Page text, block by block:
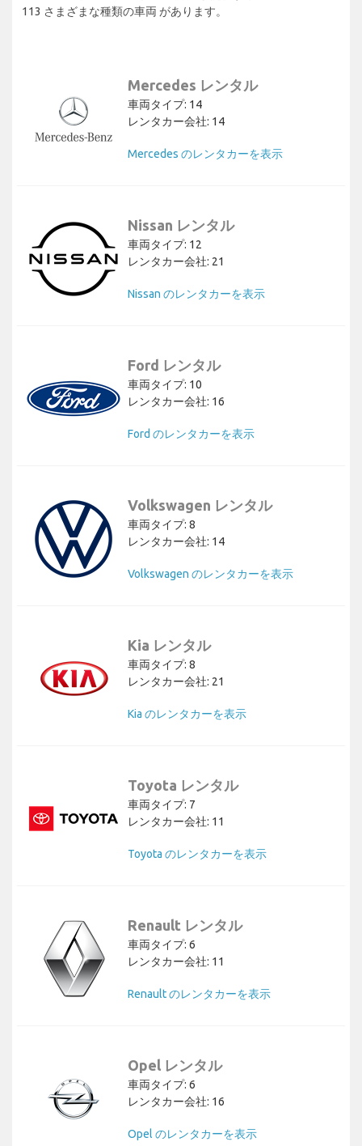
113 さまざまな種類の車両 があります。
Mercedes レンタル
車両タイプ: 14
レンタカー会社: 14
Mercedes のレンタカーを表示
Nissan レンタル
車両タイプ: 12
レンタカー会社: 21
Nissan のレンタカーを表示
Ford レンタル
車両タイプ: 10
レンタカー会社: 16
Ford のレンタカーを表示
Volkswagen レンタル
車両タイプ: 8
レンタカー会社: 14
Volkswagen のレンタカーを表示
Kia レンタル
車両タイプ: 8
レンタカー会社: 21
Kia のレンタカーを表示
Toyota レンタル
車両タイプ: 7
レンタカー会社: 11
Toyota のレンタカーを表示
Renault レンタル
車両タイプ: 6
レンタカー会社: 11
Renault のレンタカーを表示
Opel レンタル
車両タイプ: 6
レンタカー会社: 16
Opel のレンタカーを表示